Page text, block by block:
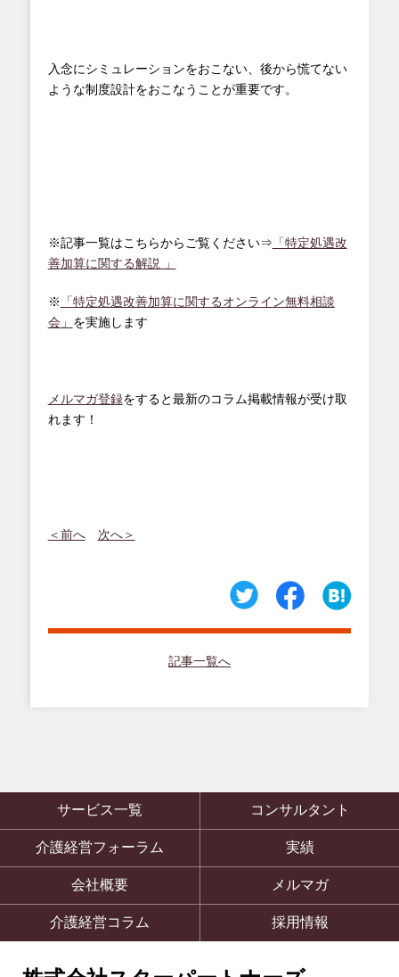
入念にシミュレーションをおこない、後から慌てない
ような制度設計をおこなうことが重要です。
※記事一覧はこちらからご覧ください⇒ 「特定処遇改
善加算に関する解説 」
※ 「特定処遇改善加算に関するオンライン無料相談
会」 を実施します
メルマガ登録をすると最新のコラム掲載情報が受け取
れます！
＜前へ 次へ＞
記事一覧へ
サービス一覧 コンサルタント
介護経営フォーラム 実績
会社概要 メルマガ
介護経営コラム 採用情報